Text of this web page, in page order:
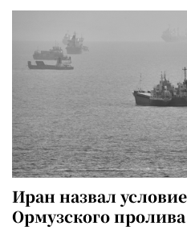
Иран назвал
Ормузского пролива